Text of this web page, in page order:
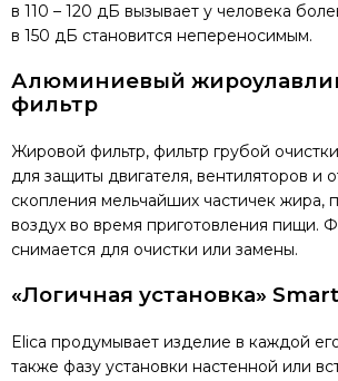
в 110 – 120 дБ вызывает у человека
в 150 дБ становится непереносимым.
Алюминиевый
фильтр
Жировой фильтр, фильтр грубой
для защиты двигателя, вентиляторов и
скопления мельчайших частичек жира,
воздух во время приготовления пищи.
снимается для очистки или замены.
«Логичная установка»
Elica продумывает изделие в каждой
также фазу установки настенной или